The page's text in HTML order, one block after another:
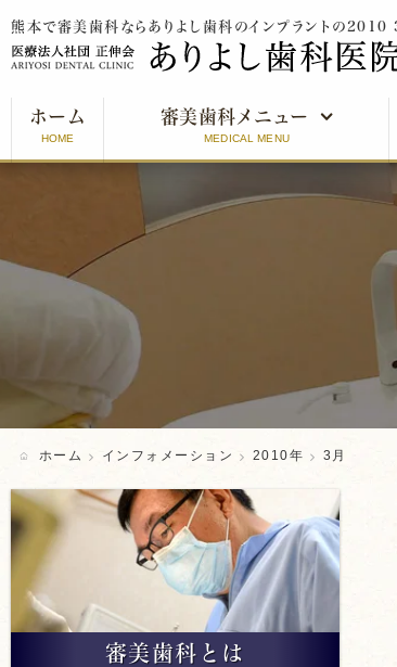
ホーム
HOME
審美歯科メニュー
MEDICAL MENU
審美歯科とは
ホワイトニング
口元美人
アライナー矯正
ホーム インフォメーション 2010年 3月
審美歯科とは